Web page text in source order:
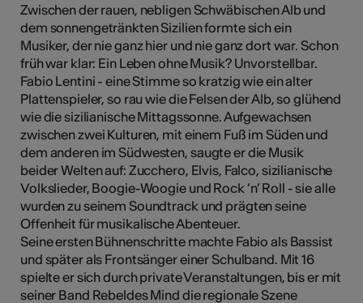
Zwischen der rauen, nebligen Schwäbischen Alb und
dem sonnengetränkten Sizilien formte sich ein
Musiker, der nie ganz hier und nie ganz dort war. Schon
früh war klar: Ein Leben ohne Musik? Unvorstellbar.
Fabio Lentini - eine Stimme so kratzig wie ein alter
Plattenspieler, so rau wie die Felsen der Alb, so glühend
wie die sizilianische Mittagssonne. Aufgewachsen
zwischen zwei Kulturen, mit einem Fuß im Süden und
dem anderen im Südwesten, saugte er die Musik
beider Welten auf: Zucchero, Elvis, Falco, sizilianische
Volkslieder, Boogie-Woogie und Rock ’n’ Roll - sie alle
wurden zu seinem Soundtrack und prägten seine
Offenheit für musikalische Abenteuer.
Seine ersten Bühnenschritte machte Fabio als Bassist
und später als Frontsänger einer Schulband. Mit 16
spielte er sich durch private Veranstaltungen, bis er mit
seiner Band Rebeldes Mind die regionale Szene